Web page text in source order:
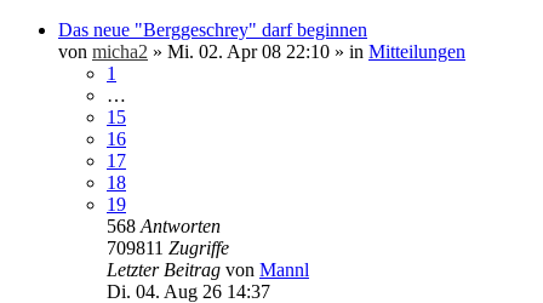
Das neue "Berggeschrey" darf beginnen
von micha2 » Mi. 02. Apr 08 22:10 » in Mitteilungen
1
…
15
16
17
18
19
568 Antworten
709811 Zugriffe
Letzter Beitrag von Mannl
Di. 04. Aug 26 14:37